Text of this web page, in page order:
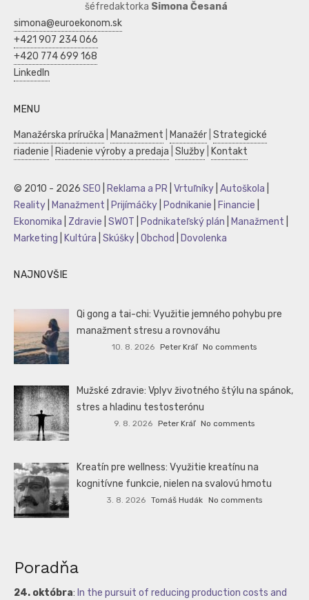
šéfredaktorka Simona Česaná
simona@euroekonom.sk
+421 907 234 066
+420 774 699 168
LinkedIn
MENU
Manažérska príručka Manažment Manažér Strategické
riadenie
Riadenie výroby a predaja Služby Kontakt
© 2010 - 2026 SEO Reklama a PR Vrtuľníky Autoškola
Reality
Manažment Prijímáčky Podnikanie Financie
Ekonomika
Zdravie SWOT Podnikateľský plán Manažment
Marketing
Kultúra Skúšky Obchod Dovolenka
NAJNOVŠIE
Qi gong a tai-chi: Využitie jemného pohybu pre
manažment stresu a rovnováhu
10. 8. 2026 Peter Kráľ No comments
Mužské zdravie: Vplyv životného štýlu na spánok,
stres a hladinu testosterónu
9. 8. 2026 Peter Kráľ No comments
Kreatín pre wellness: Využitie kreatínu na
kognitívne funkcie, nielen na svalovú hmotu
3. 8. 2026 Tomáš Hudák No comments
Poradňa
24. októbra: In the pursuit of reducing production costs and